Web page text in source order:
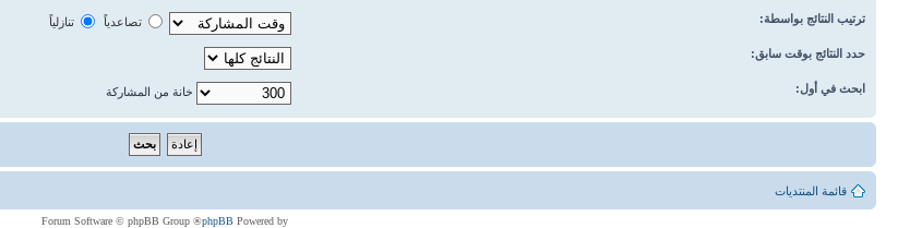
ترتيب النتائج بواسطة:
تصاعدياً تنازلياً
حدد النتائج بوقت سابق:
ابحث في أول: خانة من المشاركة
قائمة المنتديات
Powered by
phpBB
® Forum Software © phpBB Group